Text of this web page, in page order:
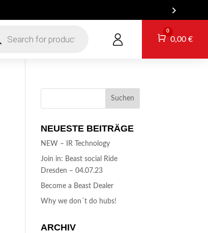
Warenkorb
0
0,00 €
NEUESTE BEITRÄGE
NEW – IR Technology
Join in: Beast social Ride
Dresden – 04.07.23
Become a Beast Dealer
Why we don´t do hubs!
ARCHIV